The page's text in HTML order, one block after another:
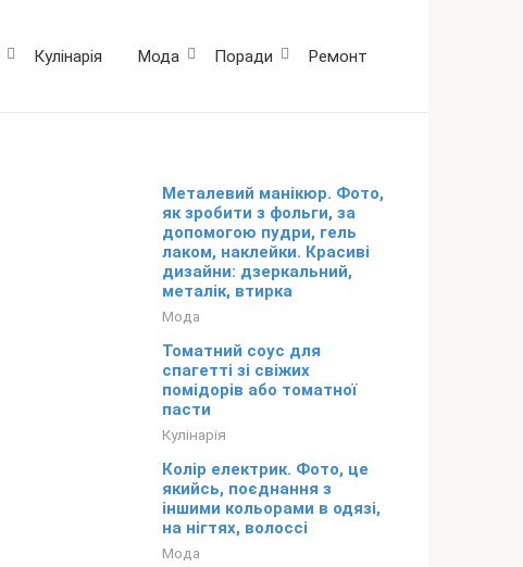
Кулінарія Мода Поради Ремонт
Металевий манікюр. Фото,
як зробити з фольги, за
допомогою пудри, гель
лаком, наклейки. Красиві
дизайни: дзеркальний,
металік, втирка
Мода
Томатний соус для
спагетті зі свіжих
помідорів або томатної
пасти
Кулінарія
Колір електрик. Фото, це
якийсь, поєднання з
іншими кольорами в одязі,
на нігтях, волоссі
Мода